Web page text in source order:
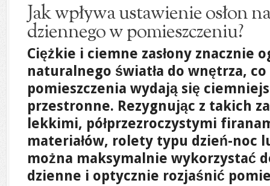
Jak wpływa ustawienie osłon
dziennego w pomieszczeniu?
Ciężkie i ciemne zasłony znacznie
naturalnego światła do wnętrza,
pomieszczenia wydają się
przestronne. Rezygnując z takich
lekkimi, półprzezroczystymi
materiałów, rolety typu dzień-noc
można maksymalnie wykorzystać
dzienne i optycznie rozjaśnić